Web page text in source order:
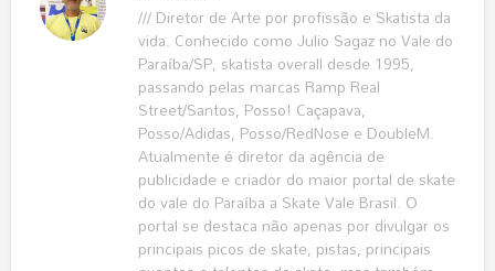
/// Diretor de Arte por profissão e Skatista da
vida. Conhecido como Julio Sagaz no Vale do
Paraíba/SP, skatista overall desde 1995,
passando pelas marcas Ramp Real
Street/Santos, Posso! Caçapava,
Posso/Adidas, Posso/RedNose e DoubleM.
Atualmente é diretor da agência de
publicidade e criador do maior portal de skate
do vale do Paraíba a Skate Vale Brasil. O
portal se destaca não apenas por divulgar os
principais picos de skate, pistas, principais